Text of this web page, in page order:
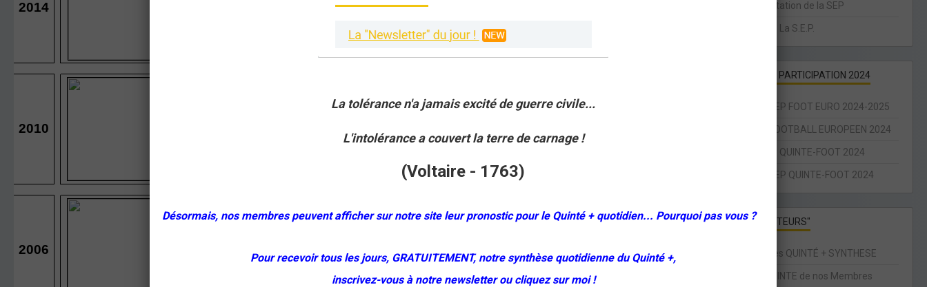
Réglementation de la SEP
Code Civil : La S.E.P.
SOCIÉTÉ EN PARTICIPATION 2024
ENJEUX SEP FOOT EURO 2024-2025
SEP LPF FOOTBALL EUROPEEN 2024
INFOS SEP QUINTE-FOOT 2024
ENJEUX SEP QUINTE-FOOT 2024
PAGES "VISITEURS"
Statistiques QUINTÉ + SYNTHESE
Pronos QUINTE de nos Membres
La tolérance n'a jamais excité de guerre civile...
L'intolérance a couvert la terre de carnage !
(Voltaire - 1763)
Désormais, nos membres peuvent afficher sur notre site leur pronostic pour le Quinté + quotidien... Pourquoi pas vous ?
Pour recevoir tous les jours, GRATUITEMENT, notre synthèse quotidienne du Quinté +,
inscrivez-vous à notre newsletter ou cliquez sur moi !